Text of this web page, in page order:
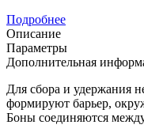
Подробнее
Описание
Параметры
Дополнительная
Для сбора и удержания
формируют барьер,
Боны соединяются